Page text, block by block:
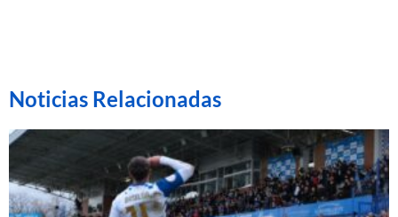
Noticias Relacionadas